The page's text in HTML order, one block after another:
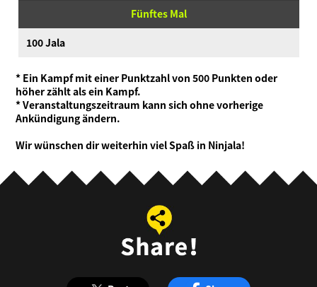
Fünftes Mal
100 Jala
* Ein Kampf mit einer Punktzahl von 500 Punkten oder
höher zählt als ein Kampf.
* Veranstaltungszeitraum kann sich ohne vorherige
Ankündigung ändern.
Wir wünschen dir weiterhin viel Spaß in Ninjala!